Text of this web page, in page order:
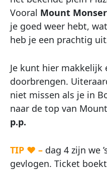
Vooral Mount
je goed weer hebt,
heb je een prachtig
Je kunt hier makkelijk
doorbrengen.
niet missen als je in
naar de top van
p.p.
TIP ♥ – dag 4 zijn we
gevlogen. Ticket